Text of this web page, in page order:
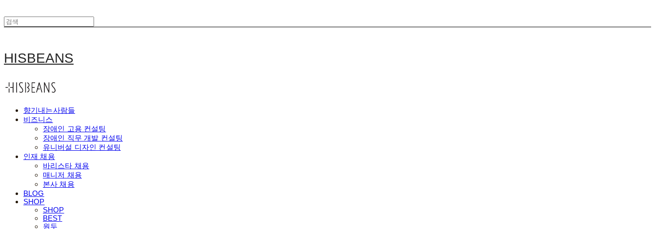
HISBEANS
향기내는사람들
비즈니스
장애인 고용 컨설팅
장애인 직무 개발 컨설팅
유니버설 디자인 컨설팅
인재 채용
바리스타 채용
매니저 채용
본사 채용
BLOG
SHOP
SHOP
BEST
원두